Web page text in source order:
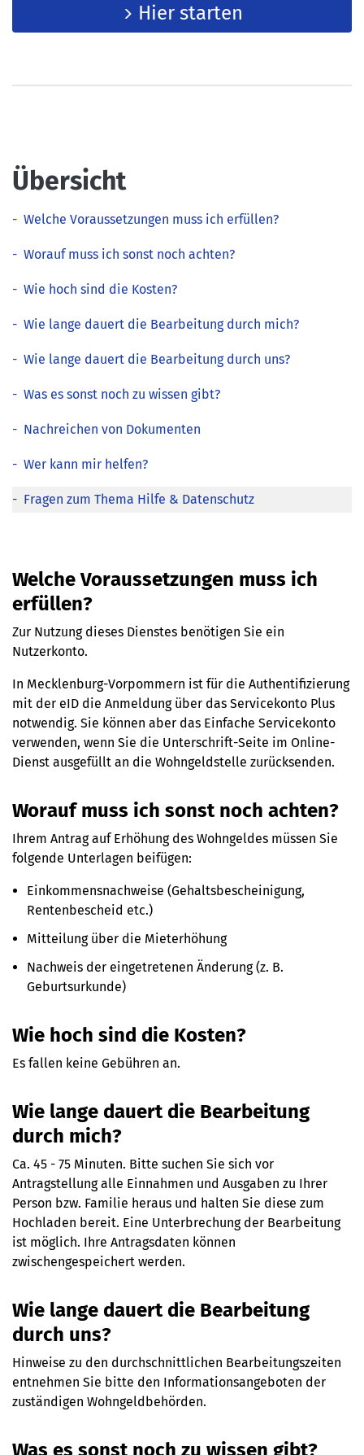
Hier starten
Übersicht
- Welche Voraussetzungen muss ich erfüllen?
- Worauf muss ich sonst noch achten?
- Wie hoch sind die Kosten?
- Wie lange dauert die Bearbeitung durch mich?
- Wie lange dauert die Bearbeitung durch uns?
- Was es sonst noch zu wissen gibt?
- Nachreichen von Dokumenten
- Wer kann mir helfen?
- Fragen zum Thema Hilfe & Datenschutz
Welche Voraussetzungen muss ich
erfüllen?
Zur Nutzung dieses Dienstes benötigen Sie ein
Nutzerkonto.
In Mecklenburg-Vorpommern ist für die Authentifizierung
mit der eID die Anmeldung über das Servicekonto Plus
notwendig. Sie können aber das Einfache Servicekonto
verwenden, wenn Sie die Unterschrift-Seite im Online-
Dienst ausgefüllt an die Wohngeldstelle zurücksenden.
Worauf muss ich sonst noch achten?
Ihrem Antrag auf Erhöhung des Wohngeldes müssen Sie
folgende Unterlagen beifügen:
Einkommensnachweise (Gehaltsbescheinigung,
Rentenbescheid etc.)
Mitteilung über die Mieterhöhung
Nachweis der eingetretenen Änderung (z. B.
Geburtsurkunde)
Wie hoch sind die Kosten?
Es fallen keine Gebühren an.
Wie lange dauert die Bearbeitung
durch mich?
Ca. 45 - 75 Minuten. Bitte suchen Sie sich vor
Antragstellung alle Einnahmen und Ausgaben zu Ihrer
Person bzw. Familie heraus und halten Sie diese zum
Hochladen bereit. Eine Unterbrechung der Bearbeitung
ist möglich. Ihre Antragsdaten können
zwischengespeichert werden.
Wie lange dauert die Bearbeitung
durch uns?
Hinweise zu den durchschnittlichen Bearbeitungszeiten
entnehmen Sie bitte den Informationsangeboten der
zuständigen Wohngeldbehörden.
Was es sonst noch zu wissen gibt?